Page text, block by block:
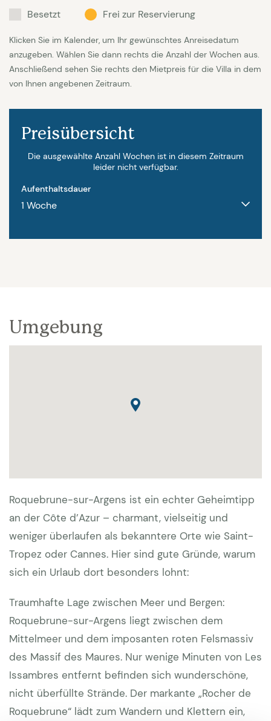
geeignet.
Die Fotos sind vom Hauseigentümer zur Verfügung
gestellt.
Besetzt Frei zur Reservierung
Klicken Sie im Kalender, um Ihr gewünschtes Anreisedatum
anzugeben. Wählen Sie dann rechts die Anzahl der Wochen aus.
Anschließend sehen Sie rechts den Mietpreis für die Villa in dem
von Ihnen angebenen Zeitraum.
Preisübersicht
Die ausgewählte Anzahl Wochen ist in diesem Zeitraum
leider nicht verfügbar.
Aufenthaltsdauer
Umgebung
Roquebrune-sur-Argens ist ein echter Geheimtipp
an der Côte d’Azur – charmant, vielseitig und
weniger überlaufen als bekanntere Orte wie Saint-
Tropez oder Cannes. Hier sind gute Gründe, warum
sich ein Urlaub dort besonders lohnt:
Traumhafte Lage zwischen Meer und Bergen:
Roquebrune-sur-Argens liegt zwischen dem
Mittelmeer und dem imposanten roten Felsmassiv
des Massif des Maures. Nur wenige Minuten von Les
Issambres entfernt befinden sich wunderschöne,
nicht überfüllte Strände. Der markante „Rocher de
Roquebrune“ lädt zum Wandern und Klettern ein,